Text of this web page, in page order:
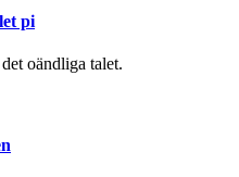
pi
oändliga talet.